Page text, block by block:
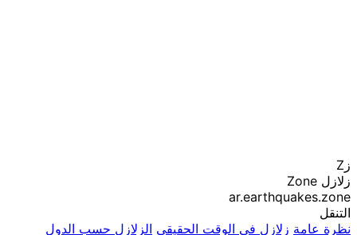
زZ
زلازل Zone
ar.earthquakes.zone
التنقل
نظرة عامة زلازل في الوقت الحقيقي الزلازل حسب الدول